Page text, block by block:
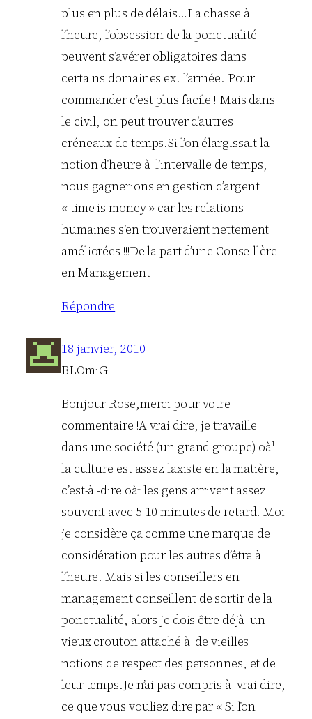
plus en plus de délais…La chasse à
l’heure, l’obsession de la ponctualité
peuvent s’avérer obligatoires dans
certains domaines ex. l’armée. Pour
commander c’est plus facile !!!Mais dans
le civil, on peut trouver d’autres
créneaux de temps.Si l’on élargissait la
notion d’heure à l’intervalle de temps,
nous gagnerions en gestion d’argent
« time is money » car les relations
humaines s’en trouveraient nettement
améliorées !!!De la part d’une Conseillère
en Management
Répondre
18 janvier, 2010
BLOmiG
Bonjour Rose,merci pour votre
commentaire !A vrai dire, je travaille
dans une société (un grand groupe) oà¹
la culture est assez laxiste en la matière,
c’est-à -dire oà¹ les gens arrivent assez
souvent avec 5-10 minutes de retard. Moi
je considère ça comme une marque de
considération pour les autres d’être à
l’heure. Mais si les conseillers en
management conseillent de sortir de la
ponctualité, alors je dois être déjà un
vieux crouton attaché à de vieilles
notions de respect des personnes, et de
leur temps.Je n’ai pas compris à vrai dire,
ce que vous vouliez dire par « Si l’on